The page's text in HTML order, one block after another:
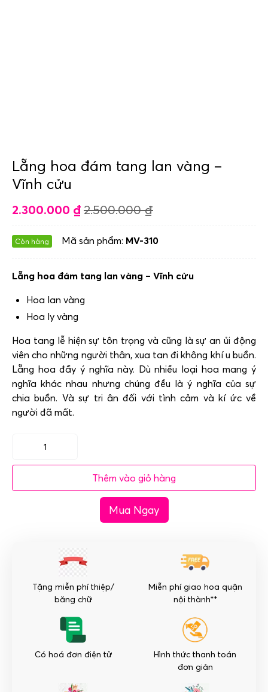
Lẵng hoa đám tang lan vàng –
Vĩnh cửu
2.300.000 ₫ 2.500.000₫
Còn hàng Mã sản phẩm: MV-310
Lẵng hoa đám tang lan vàng – Vĩnh cửu
Hoa lan vàng
Hoa ly vàng
Hoa tang lễ hiện sự tôn trọng và cũng là sự an ủi động
viên cho những người thân, xua tan đi không khí u buồn.
Lẵng hoa đầy ý nghĩa này. Dù nhiều loại hoa mang ý
nghĩa khác nhau nhưng chúng đều là ý nghĩa của sự
chia buồn. Và sự tri ân đối với tình cảm và kí ức về
người đã mất.
Lẵng
hoa
cửu
lượng
Thêm vào giỏ hàng
Mua Ngay
Tặng miễn phí thiệp/
băng chữ
Miễn phí giao hoa quận
nội thành**
Có hoá đơn điện tử
Hình thức thanh toán
đơn giản